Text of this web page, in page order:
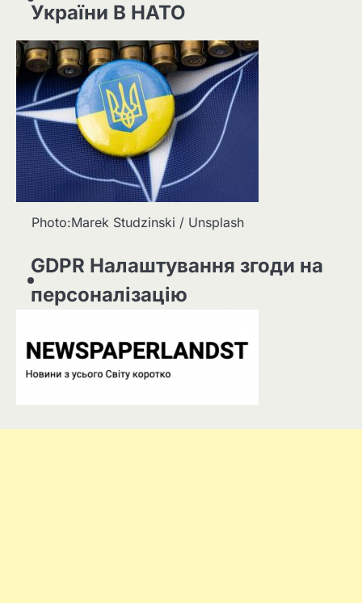
України В НАТО
Photo:Marek Studzinski / Unsplash
GDPR Налаштування згоди на
персоналізацію